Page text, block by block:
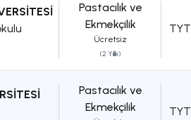
Pastacılık ve
Ekmekçilik
Ücretsiz
(2 Yıllık)
TYT
Pastacılık ve
Ekmekçilik
TYT